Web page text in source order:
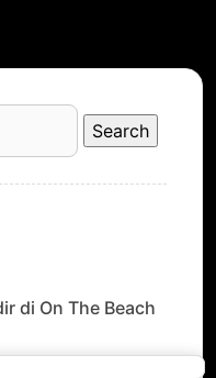
di On The Beach